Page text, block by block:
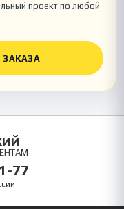
проект по любой
77